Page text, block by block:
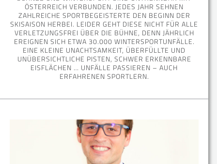
ÖSTERREICH VERBUNDEN. JEDES JAHR SEHNEN
ZAHLREICHE SPORTBEGEISTERTE DEN BEGINN DER
SKISAISON HERBEI. LEIDER GEHT DIESE NICHT FÜR ALLE
VERLETZUNGSFREI ÜBER DIE BÜHNE, DENN JÄHRLICH
EREIGNEN SICH ETWA 30.000 WINTERSPORTUNFÄLLE.
EINE KLEINE UNACHTSAMKEIT, ÜBERFÜLLTE UND
UNÜBERSICHTLICHE PISTEN, SCHWER ERKENNBARE
EISFLÄCHEN … UNFÄLLE PASSIEREN – AUCH
ERFAHRENEN SPORTLERN.